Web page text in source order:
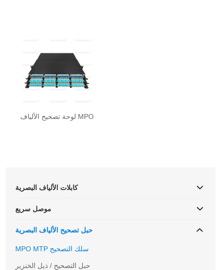
لوحة تصحيح الألياف MPO
كابلات الألياف البصرية
موصل سريع
حبل تصحيح الألياف البصرية
MPO MTP سلك التصحيح
حبل التصحيح / ذيل الخنزير